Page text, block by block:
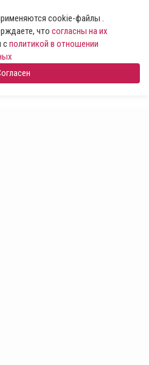
cookie-файлы .
что согласны на их
сполитикой в отношении